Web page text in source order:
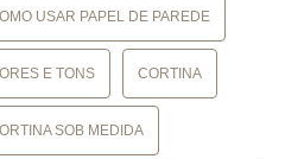
USAR PAPEL DE PAREDE
E TONS CORTINA
SOB MEDIDA